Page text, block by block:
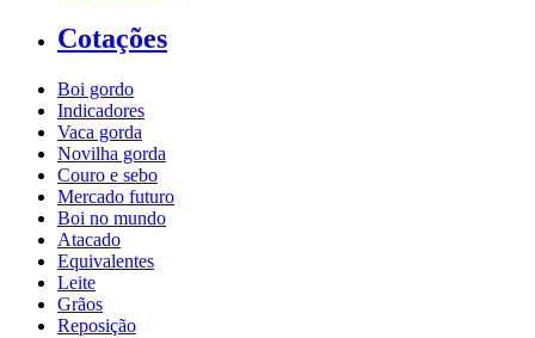
Cotações
Boi gordo
Indicadores
Vaca gorda
Novilha gorda
Couro e sebo
Mercado futuro
Boi no mundo
Atacado
Equivalentes
Leite
Grãos
Reposição